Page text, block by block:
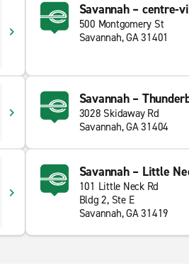
Savannah – centre-
500 Montgomery St
Savannah, GA 31401
Savannah –
3028 Skidaway Rd
Savannah, GA 31404
Savannah – Little
101 Little Neck Rd
Bldg 2, Ste E
Savannah, GA 31419